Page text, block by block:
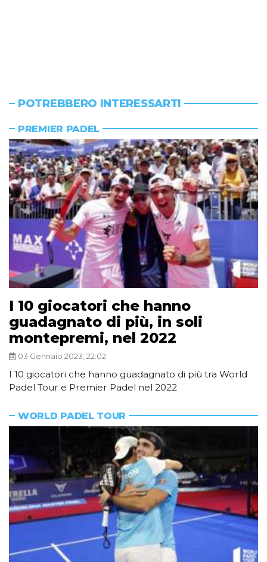
POTREBBERO INTERESSARTI
PREMIER PADEL
I 10 giocatori che hanno
guadagnato di più, in soli
montepremi, nel 2022
03 Gennaio 2023, 22:02
I 10 giocatori che hanno guadagnato di più tra World
Padel Tour e Premier Padel nel 2022
WORLD PADEL TOUR